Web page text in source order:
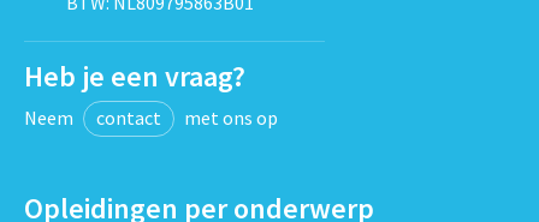
Heb je een vraag?
Neem contact met ons op
Opleidingen per onderwerp